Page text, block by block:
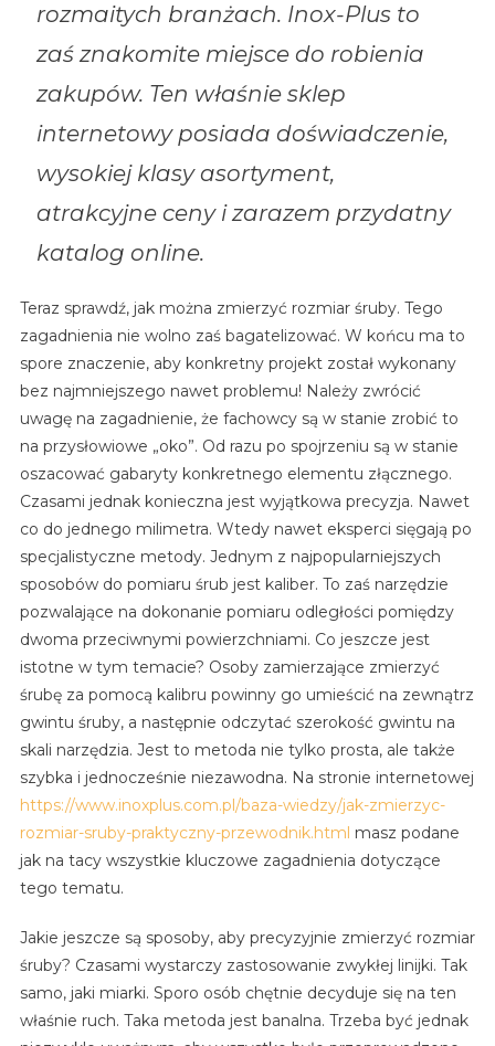
rozmaitych branżach. Inox-Plus to
zaś znakomite miejsce do robienia
zakupów. Ten właśnie sklep
internetowy posiada doświadczenie,
wysokiej klasy asortyment,
atrakcyjne ceny i zarazem przydatny
katalog online.
Teraz sprawdź, jak można zmierzyć rozmiar śruby. Tego
zagadnienia nie wolno zaś bagatelizować. W końcu ma to
spore znaczenie, aby konkretny projekt został wykonany
bez najmniejszego nawet problemu! Należy zwrócić
uwagę na zagadnienie, że fachowcy są w stanie zrobić to
na przysłowiowe „oko”. Od razu po spojrzeniu są w stanie
oszacować gabaryty konkretnego elementu złącznego.
Czasami jednak konieczna jest wyjątkowa precyzja. Nawet
co do jednego milimetra. Wtedy nawet eksperci sięgają po
specjalistyczne metody. Jednym z najpopularniejszych
sposobów do pomiaru śrub jest kaliber. To zaś narzędzie
pozwalające na dokonanie pomiaru odległości pomiędzy
dwoma przeciwnymi powierzchniami. Co jeszcze jest
istotne w tym temacie? Osoby zamierzające zmierzyć
śrubę za pomocą kalibru powinny go umieścić na zewnątrz
gwintu śruby, a następnie odczytać szerokość gwintu na
skali narzędzia. Jest to metoda nie tylko prosta, ale także
szybka i jednocześnie niezawodna. Na stronie internetowej
https://www.inoxplus.com.pl/baza-wiedzy/jak-zmierzyc-
rozmiar-sruby-praktyczny-przewodnik.html masz podane
jak na tacy wszystkie kluczowe zagadnienia dotyczące
tego tematu.
Jakie jeszcze są sposoby, aby precyzyjnie zmierzyć rozmiar
śruby? Czasami wystarczy zastosowanie zwykłej linijki. Tak
samo, jaki miarki. Sporo osób chętnie decyduje się na ten
właśnie ruch. Taka metoda jest banalna. Trzeba być jednak